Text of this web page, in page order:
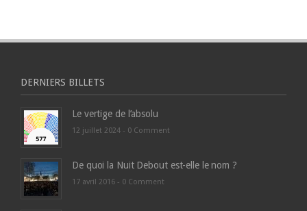
DERNIERS BILLETS
Le vertige de l’absolu
12 juillet 2024 - 0 Comment
De quoi la Nuit Debout est-elle le nom ?
17 avril 2016 - 0 Comment